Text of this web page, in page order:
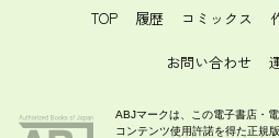
TOP 履歴 コミックス
お問い合わせ
ABJマークは、この電子書店・
コンテンツ使用許諾を得た正規